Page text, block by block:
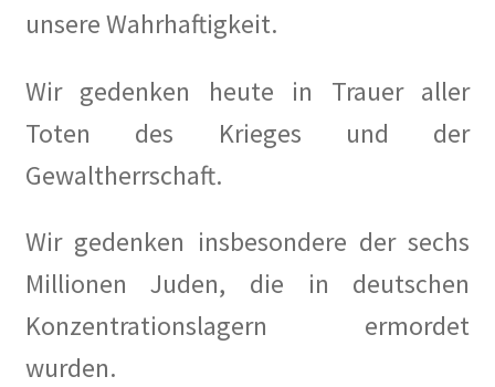
100 Jahre Wohngeschichte Vonovia
Berlin soll Wohnsiedlung kaufen in Berliner Kurier
Berlin will Wilmersdorfer Künstlerkolonie
Berlins kleines Hollywood in Berliner Morgenpost
Bewohner leiden unter Mieterhöhungen Berlin soll
Wohnsiedlung Künstlerkolonie kaufen in Berliner
unsere Wahrhaftigkeit.
Wir gedenken heute in Trauer aller
Toten des Krieges und der
Gewaltherrschaft.
Wir gedenken insbesondere der sechs
Millionen Juden, die in deutschen
Konzentrationslagern ermordet
wurden.